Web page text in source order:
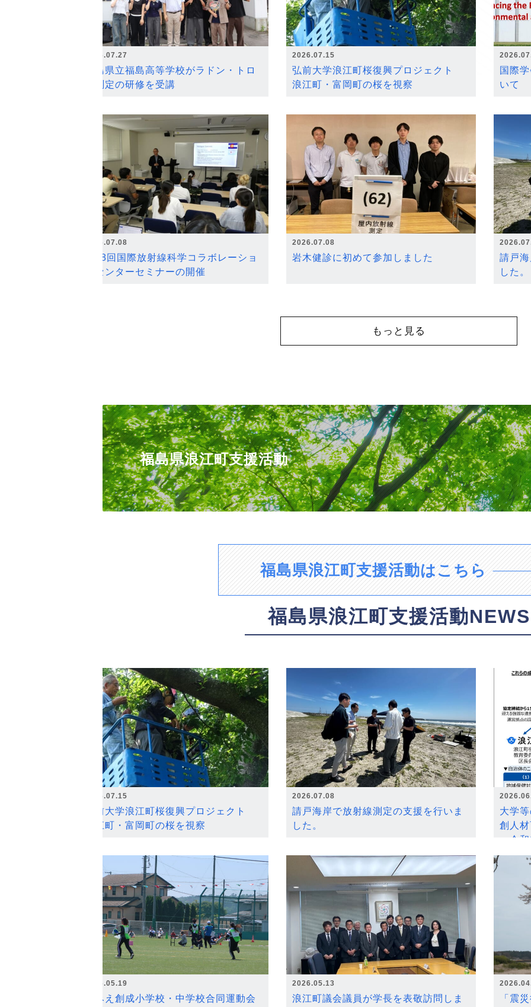
2026.07.27
福島県立福島高等学校がラドン・トロ
ン測定の研修を受講
2026.07.15
弘前大学浪江町桜復興プロジェクト
浪江町・富岡町の桜を視察
国際
いて
2026.07.08
第18回国際放射線科学コラボレーショ
ンセンターセミナーの開催
2026.07.08
岩木健診に初めて参加しました
請戸
した。
もっと見る
福島県浪江町支援活動
福島県浪江町支援活動はこちら
福島県浪江町支援活動NEWS
2026.07.15
弘前大学浪江町桜復興プロジェクト
浪江町・富岡町の桜を視察
2026.07.08
請戸海岸で放射線測定の支援を行いま
した。
大学
創人
～令
2026.05.19
なみえ創成小学校・中学校合同運動会
2026.05.13
浪江町議会議員が学長を表敬訪問しま
「震